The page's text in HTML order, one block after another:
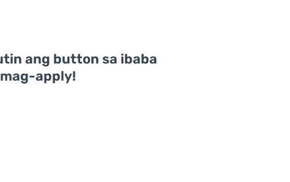
ang button sa ibaba
apply!